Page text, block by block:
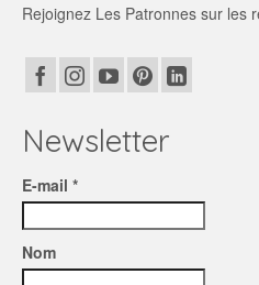
Rejoignez Les Patronnes sur les
Newsletter
E-mail *
Nom